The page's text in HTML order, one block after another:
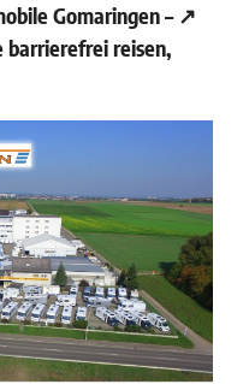
Gomaringen – ↗️
reisen,